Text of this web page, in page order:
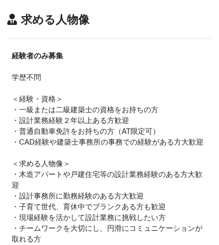
求める人物像
経験者のみ募集
学歴不問
＜経験・資格＞
・一級または二級建築士の資格をお持ちの方
・設計業務経験２年以上ある方歓迎
・普通自動車免許をお持ちの方（AT限定可）
・CAD経験や建築士事務所の事務での経験がある方大歓迎
＜求める人物像＞
・木造アパートや戸建住宅等の設計業務経験のある方大歓
迎
・設計事務所に勤務経験のある方大歓迎
・子育て世代、育休中でブランクある方も歓迎
・現場経験を活かして設計業務に挑戦したい方
・チームワークを大切にし、円滑にコミュニケーションが
取れる方